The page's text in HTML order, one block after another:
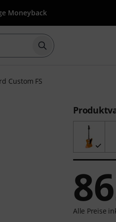
Moneyback
Suche mit
Custom FS
Alle Preise